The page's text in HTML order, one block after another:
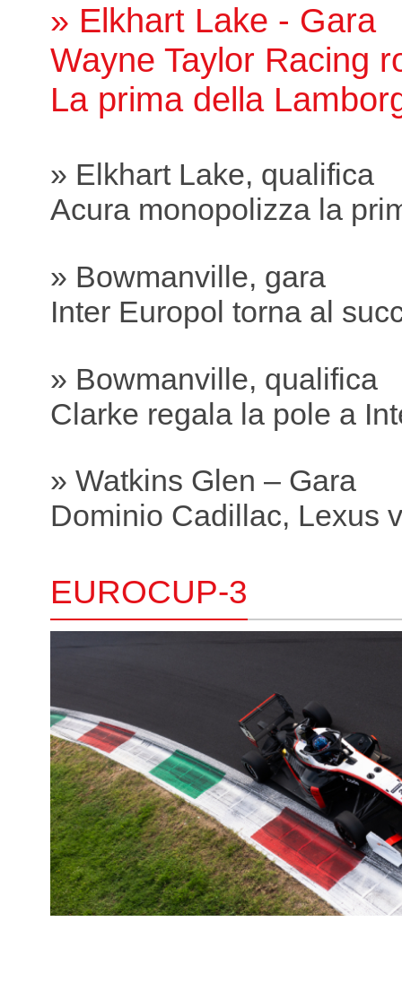
» Elkhart Lake - Gara
Wayne Taylor Racing
La prima della
» Elkhart Lake, qualifica
Acura monopolizza la
» Bowmanville, gara
Inter Europol torna al
» Bowmanville, qualifica
Clarke regala la pole a
» Watkins Glen – Gara
Dominio Cadillac, Lexus
EUROCUP-3